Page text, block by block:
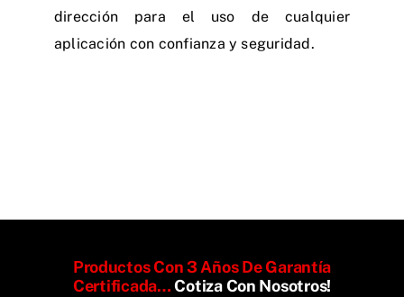
dirección para el uso de cualquier
aplicación con confianza y seguridad.
Productos Con 3 Años De Garantía
Certificada…Cotiza Con Nosotros!